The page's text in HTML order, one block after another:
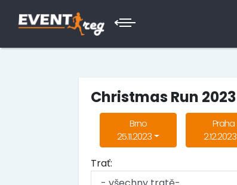
Christmas Run 2023
Brno
25.11.2023
Praha
2.12.2023
Trať: